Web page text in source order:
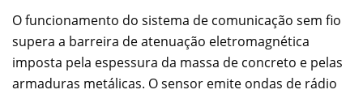
O funcionamento do sistema de comunicação sem fio
supera a barreira de atenuação eletromagnética
imposta pela espessura da massa de concreto e pelas
armaduras metálicas. O sensor emite ondas de rádio